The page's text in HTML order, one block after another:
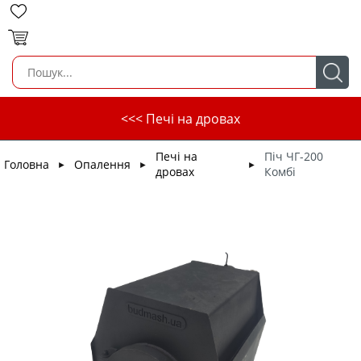
<<< Печі на дровах
Головна ► Опалення ►
Печі на
дровах
►
Піч ЧГ-200
Комбі